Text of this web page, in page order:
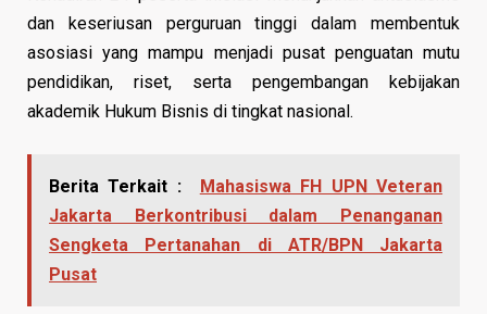
dan keseriusan perguruan tinggi dalam membentuk
asosiasi yang mampu menjadi pusat penguatan mutu
pendidikan, riset, serta pengembangan kebijakan
akademik Hukum Bisnis di tingkat nasional.
Berita Terkait :
Mahasiswa FH UPN Veteran
Jakarta Berkontribusi dalam Penanganan
Sengketa Pertanahan di ATR/BPN Jakarta
Pusat